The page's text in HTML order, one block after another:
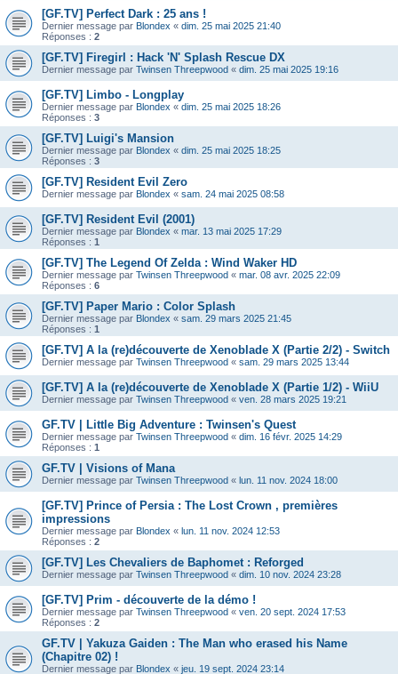
[GF.TV] Perfect Dark : 25 ans !
Dernier message par Blondex « dim. 25 mai 2025 21:40
Réponses : 2
[GF.TV] Firegirl : Hack 'N' Splash Rescue DX
Dernier message par Twinsen Threepwood « dim. 25 mai 2025 19:16
[GF.TV] Limbo - Longplay
Dernier message par Blondex « dim. 25 mai 2025 18:26
Réponses : 3
[GF.TV] Luigi's Mansion
Dernier message par Blondex « dim. 25 mai 2025 18:25
Réponses : 3
[GF.TV] Resident Evil Zero
Dernier message par Blondex « sam. 24 mai 2025 08:58
[GF.TV] Resident Evil (2001)
Dernier message par Blondex « mar. 13 mai 2025 17:29
Réponses : 1
[GF.TV] The Legend Of Zelda : Wind Waker HD
Dernier message par Twinsen Threepwood « mar. 08 avr. 2025 22:09
Réponses : 6
[GF.TV] Paper Mario : Color Splash
Dernier message par Blondex « sam. 29 mars 2025 21:45
Réponses : 1
[GF.TV] A la (re)découverte de Xenoblade X (Partie 2/2) - Switch
Dernier message par Twinsen Threepwood « sam. 29 mars 2025 13:44
[GF.TV] A la (re)découverte de Xenoblade X (Partie 1/2) - WiiU
Dernier message par Twinsen Threepwood « ven. 28 mars 2025 19:21
GF.TV | Little Big Adventure : Twinsen's Quest
Dernier message par Twinsen Threepwood « dim. 16 févr. 2025 14:29
Réponses : 1
GF.TV | Visions of Mana
Dernier message par Twinsen Threepwood « lun. 11 nov. 2024 18:00
[GF.TV] Prince of Persia : The Lost Crown , premières
impressions
Dernier message par Blondex « lun. 11 nov. 2024 12:53
Réponses : 2
[GF.TV] Les Chevaliers de Baphomet : Reforged
Dernier message par Twinsen Threepwood « dim. 10 nov. 2024 23:28
[GF.TV] Prim - découverte de la démo !
Dernier message par Twinsen Threepwood « ven. 20 sept. 2024 17:53
Réponses : 2
GF.TV | Yakuza Gaiden : The Man who erased his Name
(Chapitre 02) !
Dernier message par Blondex « jeu. 19 sept. 2024 23:14